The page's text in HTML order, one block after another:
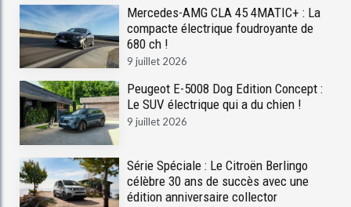
Mercedes-AMG CLA 45 4MATIC+ : La
compacte électrique foudroyante de
680 ch !
9 juillet 2026
Peugeot E-5008 Dog Edition Concept :
Le SUV électrique qui a du chien !
9 juillet 2026
Série Spéciale : Le Citroën Berlingo
célèbre 30 ans de succès avec une
édition anniversaire collector